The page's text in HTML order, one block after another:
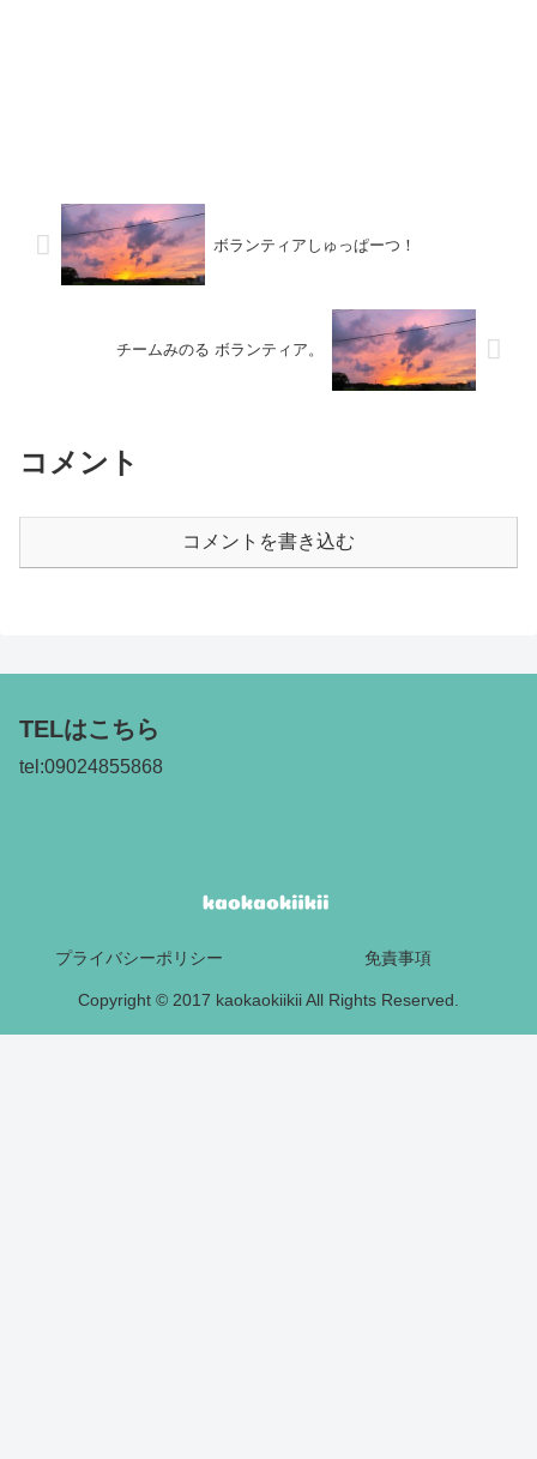
ボランティアしゅっぱーつ！
チームみのる ボランティア。
コメント
コメントを書き込む
TELはこちら
tel:09024855868
プライバシーポリシー 免責事項
Copyright © 2017 kaokaokiikii All Rights Reserved.